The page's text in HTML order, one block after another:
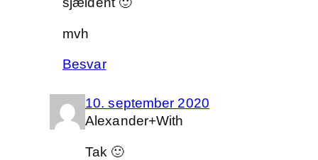
mvh
Besvar
10. september 2020
Alexander+With
Tak 🙂